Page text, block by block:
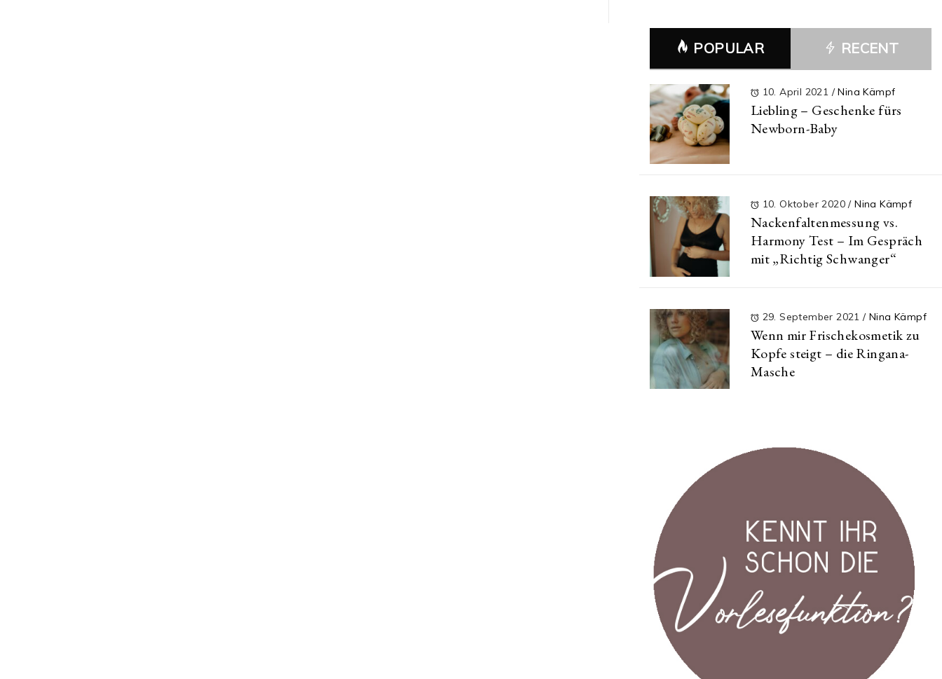
POPULAR RECENT
10. April 2021 / Nina Kämpf
Liebling – Geschenke fürs
Newborn-Baby
10. Oktober 2020/ Nina Kämpf
Nackenfaltenmessung vs.
Harmony Test – Im Gespräch
mit „Richtig Schwanger“
29. September 2021/ Nina Kämpf
Wenn mir Frischekosmetik zu
Kopfe steigt – die Ringana-
Masche